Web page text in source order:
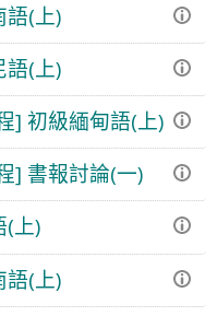
(上)
(上)
] 初級緬甸語(上)
] 書報討論(一)
上)
(上)